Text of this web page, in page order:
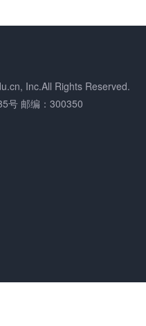
Inc.All Rights Reserved.
号 邮编：300350